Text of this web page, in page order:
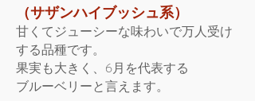
（サザンハイブッシュ系）
甘くてジューシーな味わいで万人受け
する品種です。
果実も大きく、6月を代表する
ブルーベリーと言えます。